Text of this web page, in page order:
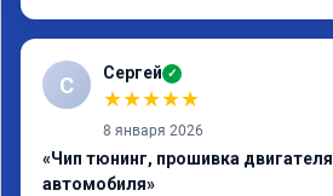
С Сергей ✓
★★★★★
8 января 2026
«Чип тюнинг, прошивка двигателя
автомобиля»